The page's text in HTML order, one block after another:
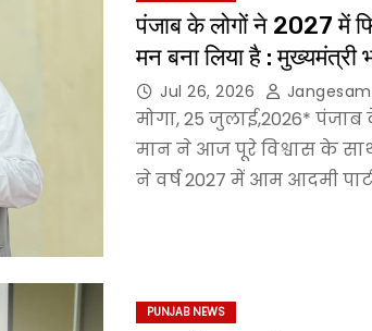
पंजाब के लोगों ने 2027 में
मन बना लिया है : मुख्यमंत्री
Jul 26, 2026
मोगा, 25 जुलाई,2026*
मान ने आज पूरे विश्वास के
ने वर्ष 2027 में आम आदमी
PUNJAB NEWS